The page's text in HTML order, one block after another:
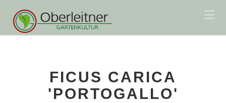
FICUS CARICA
'PORTOGALLO'